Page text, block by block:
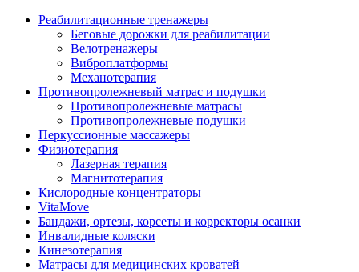
Реабилитационные тренажеры
Беговые дорожки для реабилитации
Велотренажеры
Виброплатформы
Механотерапия
Противопролежневый матрас и подушки
Противопролежневые матрасы
Противопролежневые подушки
Перкуссионные массажеры
Физиотерапия
Лазерная терапия
Магнитотерапия
Кислородные концентраторы
VitaMove
Бандажи, ортезы, корсеты и корректоры осанки
Инвалидные коляски
Кинезотерапия
Матрасы для медицинских кроватей